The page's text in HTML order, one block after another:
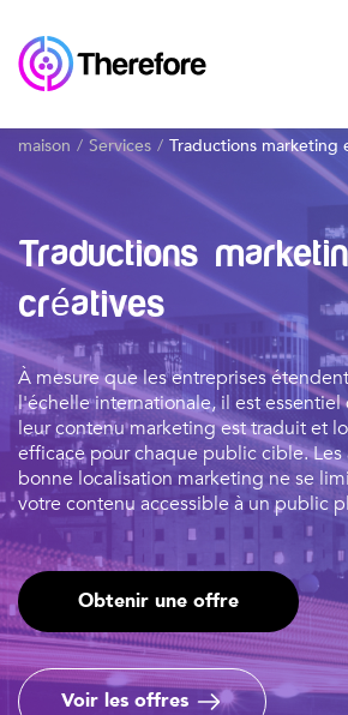
maison Services Traductions marketing
Traductions
créatives
À mesure que les entreprises
l'échelle internationale, il est essentiel
leur contenu marketing est traduit et
efficace pour chaque public cible.
bonne localisation marketing ne se
votre contenu accessible à un public
Obtenir une offre
Voir les offres